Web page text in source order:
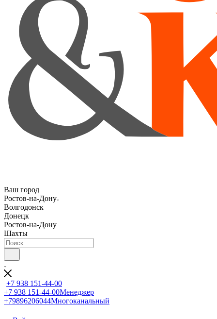
Ваш город
Ростов-на-Дону
Волгодонск
Донецк
Ростов-на-Дону
Шахты
+7 938 151-44-00
+7 938 151-44-00Менеджер
+79896206044Многоканальный